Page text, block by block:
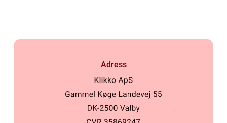
Adress